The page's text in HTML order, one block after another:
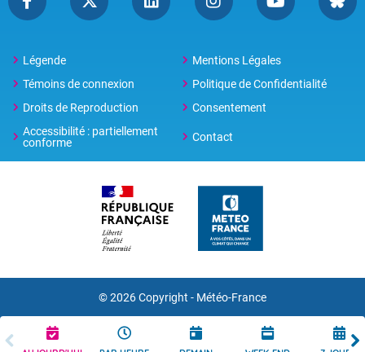
Légende
Mentions Légales
Témoins de connexion
Politique de Confidentialité
Droits de Reproduction
Consentement
Accessibilité : partiellement
conforme
Contact
© 2026 Copyright - Météo-France